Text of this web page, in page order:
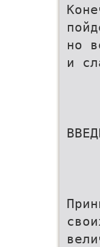
но
и